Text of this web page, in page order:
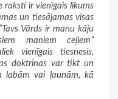
raksti ir vienīgais likums
un tiesājamas visas
Vārds ir manu kāju
maniem ceļiem”
vienīgais tiesnesis,
doktrīnas var tikt un
labām vai ļaunām, kā